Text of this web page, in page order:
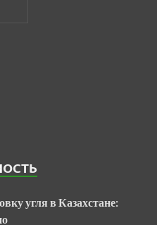
угля в Казахстане: